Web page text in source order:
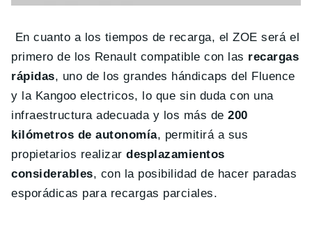
En cuanto a los tiempos de recarga, el ZOE será el
primero de los Renault compatible con las recargas
rápidas, uno de los grandes hándicaps del Fluence
y la Kangoo electricos, lo que sin duda con una
infraestructura adecuada y los más de200
kilómetros de autonomía, permitirá a sus
propietarios realizardesplazamientos
considerables, con la posibilidad de hacer paradas
esporádicas para recargas parciales.